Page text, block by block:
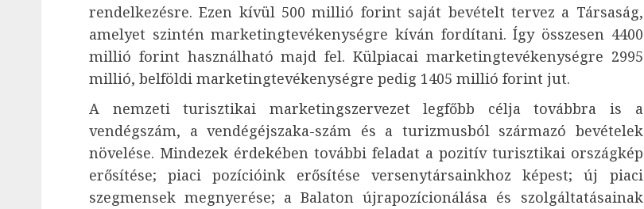
rendelkezésre. Ezen kívül 500 millió forint saját bevételt tervez a Társaság,
amelyet szintén marketingtevékenységre kíván fordítani. Így összesen 4400
millió forint használható majd fel. Külpiacai marketingtevékenységre 2995
millió, belföldi marketingtevékenységre pedig 1405 millió forint jut.
A nemzeti turisztikai marketingszervezet legfőbb célja továbbra is a
vendégszám, a vendégéjszaka-szám és a turizmusból származó bevételek
növelése. Mindezek érdekében további feladat a pozitív turisztikai országkép
erősítése; piaci pozícióink erősítése versenytársainkhoz képest; új piaci
szegmensek megnyerése; a Balaton újrapozícionálása és szolgáltatásainak